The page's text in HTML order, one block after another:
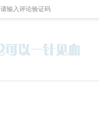
请输入评论验证码